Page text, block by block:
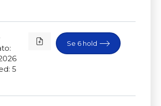
Se 6 hold
5